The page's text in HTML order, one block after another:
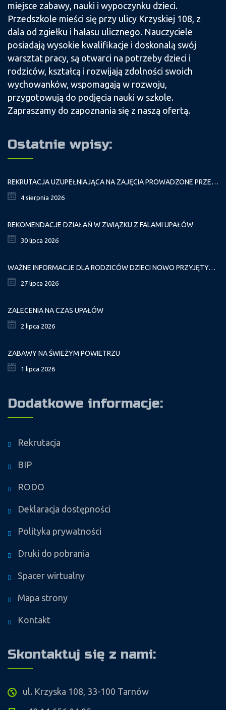
miejsce zabawy, nauki i wypoczynku dzieci.
Przedszkole mieści się przy ulicy Krzyskiej 108, z
dala od zgiełku i hałasu ulicznego. Nauczyciele
posiadają wysokie kwalifikacje i doskonalą swój
warsztat pracy, są otwarci na potrzeby dzieci i
rodziców, kształcą i rozwijają zdolności swoich
wychowanków, wspomagają w rozwoju,
przygotowują do podjęcia nauki w szkole.
Zapraszamy do zapoznania się z naszą ofertą.
Ostatnie wpisy:
REKRUTACJA UZUPEŁNIAJĄCA NA ZAJĘCIA PROWADZONE PRZEZ PAŁAC MŁODZIEŻY W ROKU SZKOLNYM 2026/2027
4 sierpnia 2026
REKOMENDACJE DZIAŁAŃ W ZWIĄZKU Z FALAMI UPAŁÓW
30 lipca 2026
WAŻNE INFORMACJE DLA RODZICÓW DZIECI NOWO PRZYJĘTYCH GR. I
27 lipca 2026
ZALECENIA NA CZAS UPAŁÓW
2 lipca 2026
ZABAWY NA ŚWIEŻYM POWIETRZU
1 lipca 2026
Dodatkowe informacje:
Rekrutacja
BIP
RODO
Deklaracja dostępności
Polityka prywatności
Druki do pobrania
Spacer wirtualny
Mapa strony
Kontakt
Skontaktuj się z nami:
ul. Krzyska 108, 33-100 Tarnów